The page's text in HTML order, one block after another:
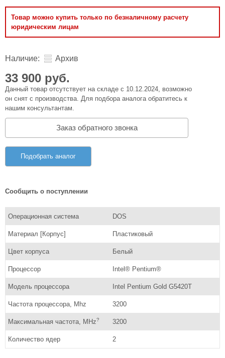
Товар можно купить только по безналичному расчету
юридическим лицам
Наличие: Архив
33 900 руб.
Данный товар отсутствует на складе с 10.12.2024, возможно
он снят с производства. Для подбора аналога обратитесь к
нашим консультантам.
Заказ обратного звонка
Подобрать аналог
Сообщить о поступлении
Операционная система DOS
Материал [Корпус] Пластиковый
Цвет корпуса Белый
Процессор Intel® Pentium®
Модель процессора Intel Pentium Gold G5420T
Частота процессора, Mhz 3200
Максимальная частота, MHz? 3200
Количество ядер 2